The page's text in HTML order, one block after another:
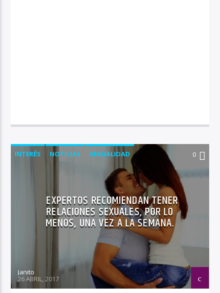
INTERÉS NOTICIAS SEXUALIDAD 0
EXPERTOS RECOMIENDAN TENER
RELACIONES SEXUALES, POR LO
MENOS, UNA VEZ A LA SEMANA.
Janito
26 ABRIL, 2017